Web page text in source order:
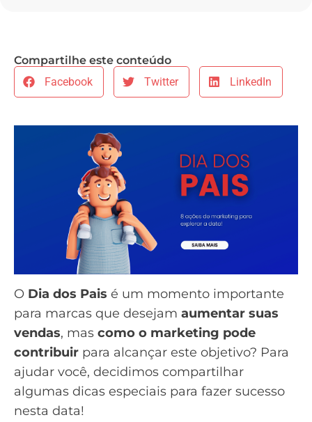
Compartilhe este conteúdo
Facebook
Twitter LinkedIn
O Dia dos Pais é um momento importante
para marcas que desejam aumentar suas
vendas, mas como o marketing pode
contribuir para alcançar este objetivo? Para
ajudar você, decidimos compartilhar
algumas dicas especiais para fazer sucesso
nesta data!